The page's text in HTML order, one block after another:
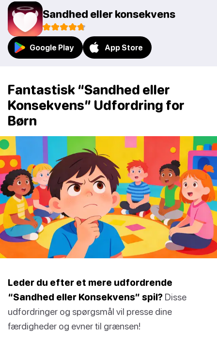
Sandhed eller konsekvens
Google Play App Store
Fantastisk “Sandhed eller
Konsekvens” Udfordring for
Børn
Leder du efter et mere udfordrende
“Sandhed eller Konsekvens” spil? Disse
udfordringer og spørgsmål vil presse dine
færdigheder og evner til grænsen!